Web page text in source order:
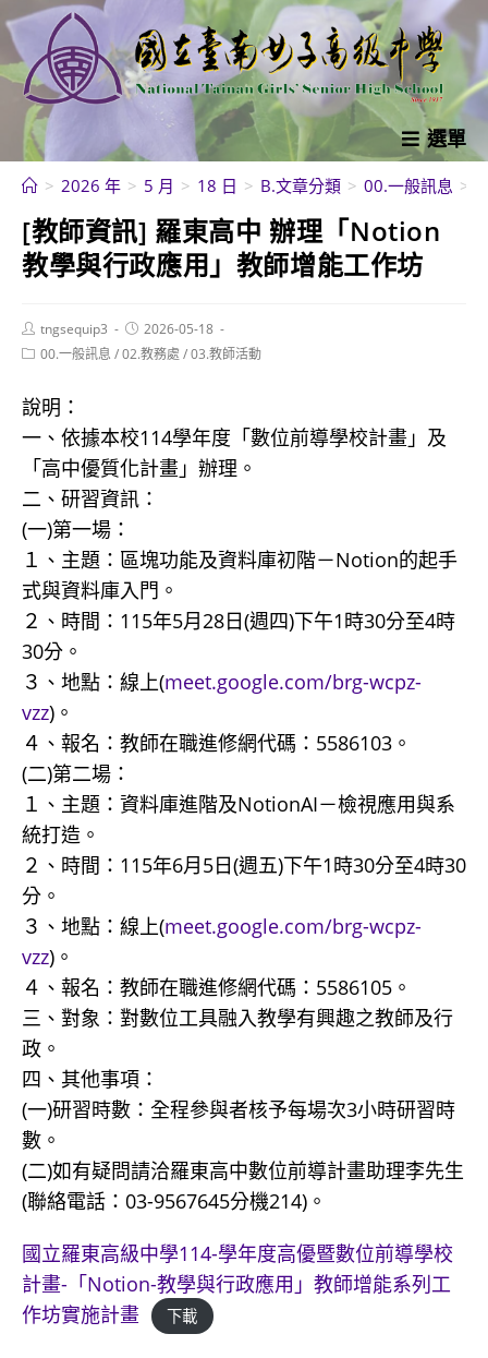
跳
轉
至
內
選單
> 2026 年 > 5 月 > 18 日 > B.文章分類 > 00.一般訊息 >
[教師資訊] 羅東高中 辦理「Notion
教學與行政應用」教師增能工作坊
Post
author:
tngsequip3
Post
published:
2026-05-18
Post00.一般訊息 /02.教務處 /03.教師活動
說明：
一、依據本校114學年度「數位前導學校計畫」及
「高中優質化計畫」辦理。
二、研習資訊：
(一)第一場：
１、主題：區塊功能及資料庫初階－Notion的起手
式與資料庫入門。
２、時間：115年5月28日(週四)下午1時30分至4時
30分。
３、地點：線上(meet.google.com/brg-wcpz-
vzz)。
４、報名：教師在職進修網代碼：5586103。
(二)第二場：
１、主題：資料庫進階及NotionAI－檢視應用與系
統打造。
２、時間：115年6月5日(週五)下午1時30分至4時30
分。
３、地點：線上(meet.google.com/brg-wcpz-
vzz)。
４、報名：教師在職進修網代碼：5586105。
三、對象：對數位工具融入教學有興趣之教師及行
政。
四、其他事項：
(一)研習時數：全程參與者核予每場次3小時研習時
數。
(二)如有疑問請洽羅東高中數位前導計畫助理李先生
(聯絡電話：03-9567645分機214)。
國立羅東高級中學114-學年度高優暨數位前導學校
計畫-「Notion-教學與行政應用」教師增能系列工
作坊實施計畫
下載